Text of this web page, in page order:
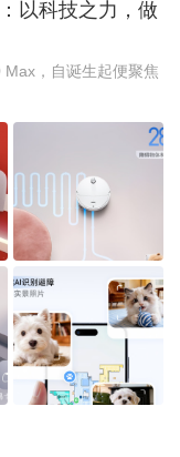
以科技之力，做
，自诞生起便聚焦